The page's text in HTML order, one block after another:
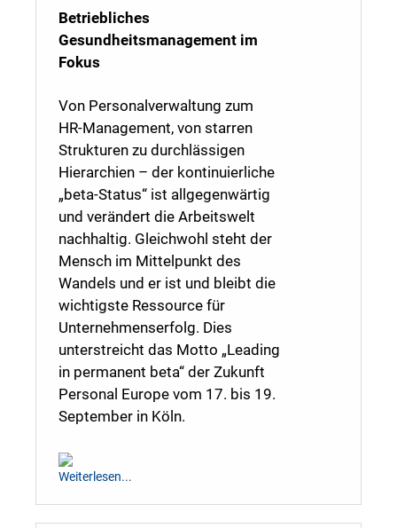
Betriebliches
Gesundheitsmanagement im
Fokus
Von Personalverwaltung zum
HR-Management, von starren
Strukturen zu durchlässigen
Hierarchien – der kontinuierliche
„beta-Status“ ist allgegenwärtig
und verändert die Arbeitswelt
nachhaltig. Gleichwohl steht der
Mensch im Mittelpunkt des
Wandels und er ist und bleibt die
wichtigste Ressource für
Unternehmenserfolg. Dies
unterstreicht das Motto „Leading
in permanent beta“ der Zukunft
Personal Europe vom 17. bis 19.
September in Köln.
Weiterlesen...